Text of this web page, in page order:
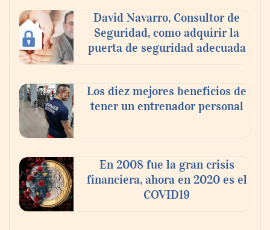
David Navarro, Consultor de
Seguridad, como adquirir la
puerta de seguridad adecuada
Los diez mejores beneficios de
tener un entrenador personal
En 2008 fue la gran crisis
financiera, ahora en 2020 es el
COVID19